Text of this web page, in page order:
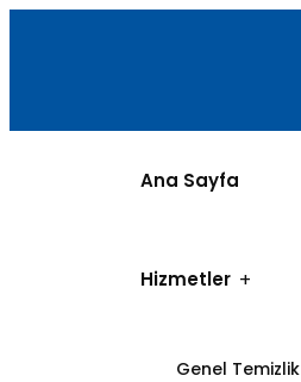
Ana Sayfa
Hizmetler
Genel Temizlik